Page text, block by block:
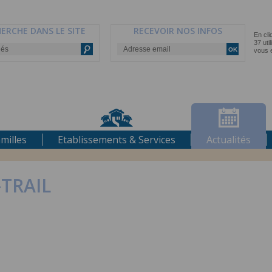
RECEVOIR NOS INFOS
DANS LE SITE
Etablissements & Services Actualités